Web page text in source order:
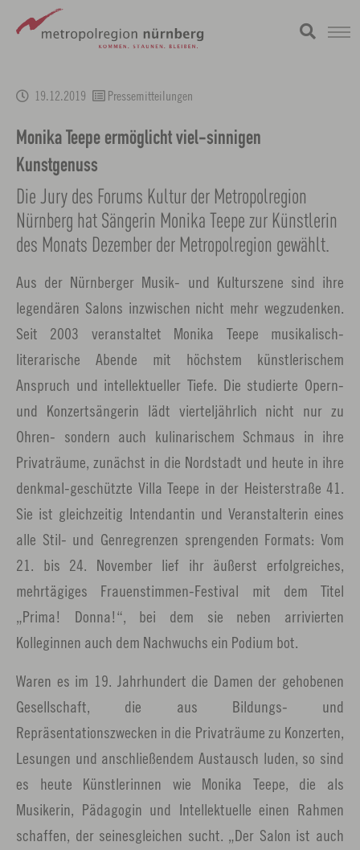
Hauptinhalt
19.12.2019 Pressemitteilungen
Monika Teepe ermöglicht viel-sinnigen
Kunstgenuss
Die Jury des Forums Kultur der Metropolregion
Nürnberg hat Sängerin Monika Teepe zur Künstlerin
des Monats Dezember der Metropolregion gewählt.
Aus der Nürnberger Musik- und Kulturszene sind ihre
legendären Salons inzwischen nicht mehr wegzudenken.
Seit 2003 veranstaltet Monika Teepe musikalisch-
literarische Abende mit höchstem künstlerischem
Anspruch und intellektueller Tiefe. Die studierte Opern-
und Konzertsängerin lädt vierteljährlich nicht nur zu
Ohren- sondern auch kulinarischem Schmaus in ihre
Privaträume, zunächst in die Nordstadt und heute in ihre
denkmal-geschützte Villa Teepe in der Heisterstraße 41.
Sie ist gleichzeitig Intendantin und Veranstalterin eines
alle Stil- und Genregrenzen sprengenden Formats: Vom
21. bis 24. November lief ihr äußerst erfolgreiches,
mehrtägiges Frauenstimmen-Festival mit dem Titel
„Prima! Donna!“, bei dem sie neben arrivierten
Kolleginnen auch dem Nachwuchs ein Podium bot.
Waren es im 19. Jahrhundert die Damen der gehobenen
Gesellschaft, die aus Bildungs- und
Repräsentationszwecken in die Privaträume zu Konzerten,
Lesungen und anschließendem Austausch luden, so sind
es heute Künstlerinnen wie Monika Teepe, die als
Musikerin, Pädagogin und Intellektuelle einen Rahmen
schaffen, der seinesgleichen sucht. „Der Salon ist auch